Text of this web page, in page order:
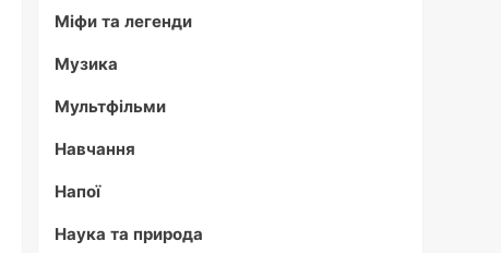
Міфи та легенди
Музика
Мультфільми
Навчання
Напої
Наука та природа